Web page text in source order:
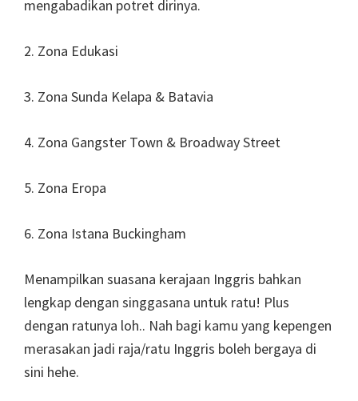
mengabadikan potret dirinya.
2. Zona Edukasi
3. Zona Sunda Kelapa & Batavia
4. Zona Gangster Town & Broadway Street
5. Zona Eropa
6. Zona Istana Buckingham
Menampilkan suasana kerajaan Inggris bahkan
lengkap dengan singgasana untuk ratu! Plus
dengan ratunya loh.. Nah bagi kamu yang kepengen
merasakan jadi raja/ratu Inggris boleh bergaya di
sini hehe.